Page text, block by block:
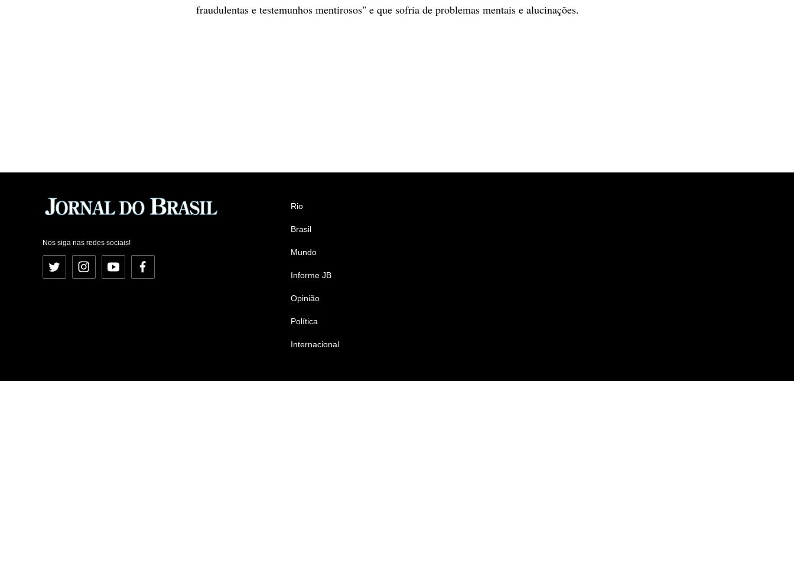
fraudulentas e testemunhos mentirosos" e que sofria de problemas mentais e alucinações.
Nos siga nas redes sociais!
Twitter InstagramYouTubeFacebook
Rio
Brasil
Mundo
Informe JB
Opinião
Política
Internacional